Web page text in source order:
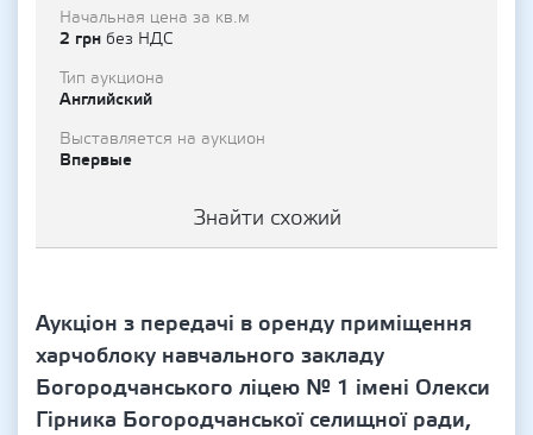
Начальная цена за кв.м
2 грн без НДС
Тип аукциона
Английский
Выставляется на аукцион
Впервые
Знайти схожий
Аукціон з передачі в оренду приміщення
харчоблоку навчального закладу
Богородчанського ліцею № 1 імені Олекси
Гірника Богородчанської селищної ради,